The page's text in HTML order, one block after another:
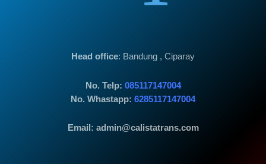
Head office: Bandung , Ciparay
No. Telp: 085117147004
No. Whastapp: 6285117147004
Email: admin@calistatrans.com